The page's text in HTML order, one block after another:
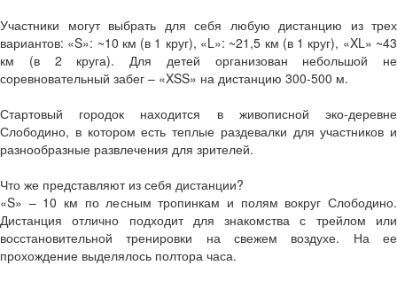
Участники могут выбрать для себя любую дистанцию из трех
вариантов: «S»: ~10 км (в 1 круг), «L»: ~21,5 км (в 1 круг), «XL» ~43
км (в 2 круга). Для детей организован небольшой не
соревновательный забег – «XSS» на дистанцию 300-500 м.
Стартовый городок находится в живописной эко-деревне
Слободино, в котором есть теплые раздевалки для участников и
разнообразные развлечения для зрителей.
Что же представляют из себя дистанции?
«S» – 10 км по лесным тропинкам и полям вокруг Слободино.
Дистанция отлично подходит для знакомства с трейлом или
восстановительной тренировки на свежем воздухе. На ее
прохождение выделялось полтора часа.